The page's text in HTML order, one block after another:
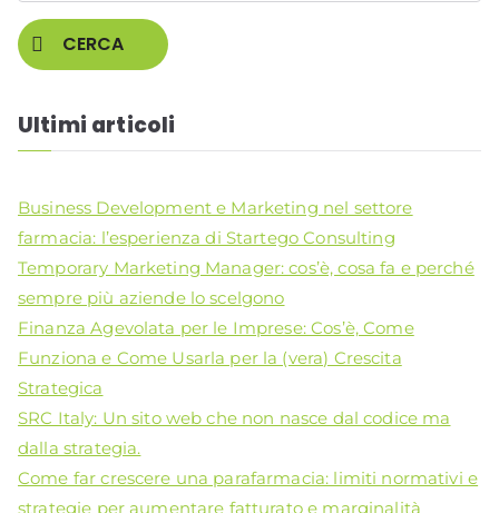
CERCA
Ultimi articoli
Business Development e Marketing nel settore
farmacia: l’esperienza di Startego Consulting
Temporary Marketing Manager: cos’è, cosa fa e perché
sempre più aziende lo scelgono
Finanza Agevolata per le Imprese: Cos’è, Come
Funziona e Come Usarla per la (vera) Crescita
Strategica
SRC Italy: Un sito web che non nasce dal codice ma
dalla strategia.
Come far crescere una parafarmacia: limiti normativi e
strategie per aumentare fatturato e marginalità